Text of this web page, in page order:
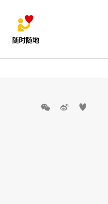
随时随地
  